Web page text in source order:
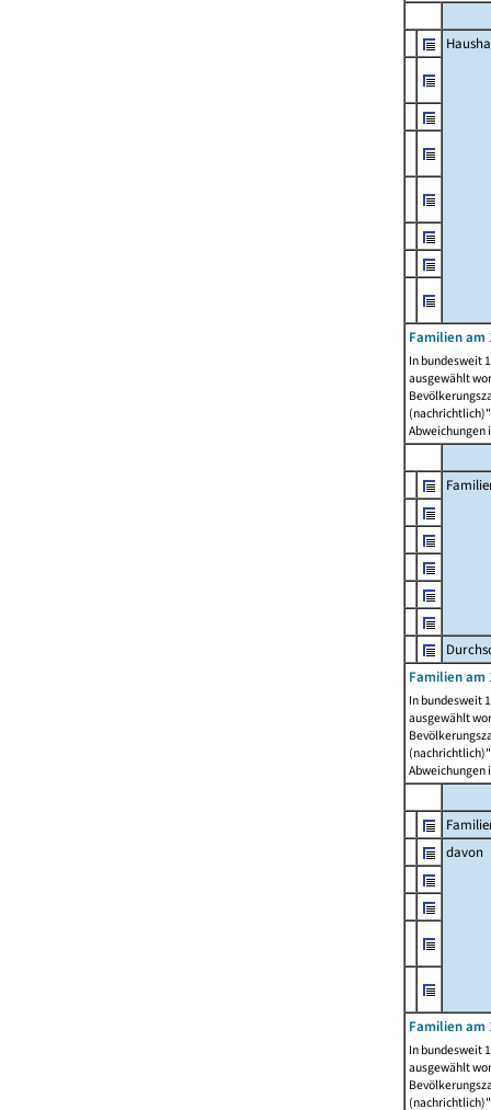
Familien am
In bundesweit
ausgewählt
Abweichungen
Familien am
In bundesweit
ausgewählt
Abweichungen
davon
Familien am
In bundesweit
ausgewählt